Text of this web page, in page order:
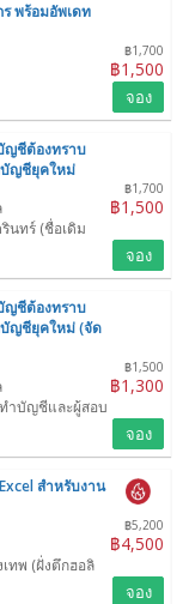
พร้อมอัพเดท
฿1,700
฿1,500
จอง
ญชีต้องทราบ
ญชียุคใหม่
฿1,700
฿1,500
นทร์ (ชื่อเดิม
จอง
ญชีต้องทราบ
ญชียุคใหม่ (จัด
฿1,500
฿1,300
ำบัญชีและผู้สอบ
จอง
สำหรับงาน
฿5,200
฿4,500
ทพ (ฝั่งตึกฮอลิ
จอง